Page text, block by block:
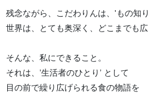
残念ながら、こだわりんは、'もの知
世界は、とても奥深く、どこまでも
そんな、私にできること。
それは、’生活者のひとり’ として
目の前で繰り広げられる食の物語を